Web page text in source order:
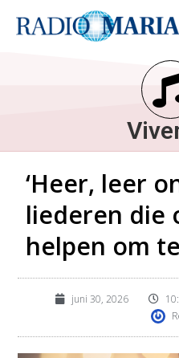
‘Heer, leer
liederen die
helpen om
juni 30, 2026